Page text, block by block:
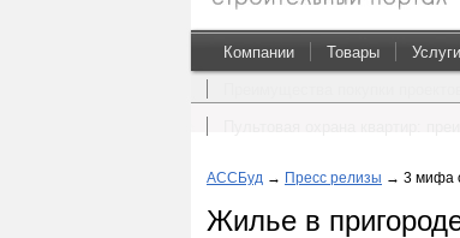
Компании Товары Услуги
АССБуд → Пресс релизы → 3 мифа
Жилье в